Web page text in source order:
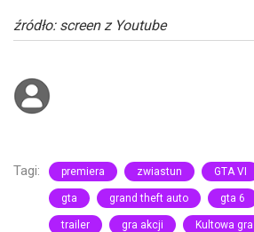
źródło: screen z Youtube
Tagi: premiera zwiastun GTA VI
gta grand theft auto gta 6
trailer gra akcji Kultowa gra